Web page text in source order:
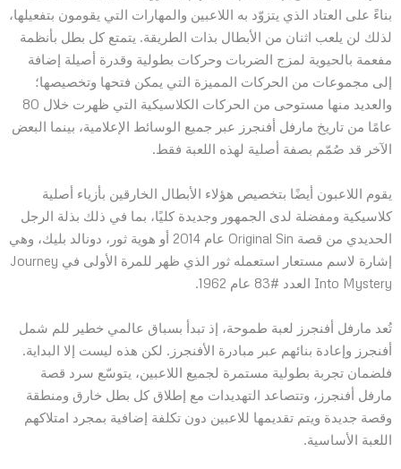
بناءً على العتاد الذي يتزوّد به اللاعبين والمهارات التي يقومون بتفعيلها،
لذلك لن يلعب اثنان من الأبطال بذات الطريقة. يتمتع كل بطل بأنظمة
مفعمة بالحيوية لمزج الضربات وحركات بطولية وقدرة أصيلة إضافة
إلى مجموعات من الحركات المميزة التي يمكن فتحها وتخصيصها؛
والعديد منها مستوحى من الحركات الكلاسيكية التي ظهرت خلال 80
عامًا من تاريخ مارفل أفنجرز عبر جميع الوسائط الإعلامية، بينما البعض
الآخر قد صُمّم بصفة أصلية لهذه اللعبة فقط.
يقوم اللاعبون أيضًا بتخصيص هؤلاء الأبطال الخارقين بأزياء أصلية
كلاسيكية ومفضلة لدى الجمهور وجديدة كليًا، بما في ذلك بذلة الرجل
الحديدي من قصة Original Sin عام 2014 أو هوية ثور، دونالد بليك، وهي
إشارة لاسم مستعار استعمله ثور الذي ظهر للمرة الأولى في Journey
Into Mystery العدد #83 عام 1962.
تُعد مارفل أفنجرز لعبة طموحة، إذ تبدأ بسباق عالمي خطير للم شمل
أفنجرز وإعادة بنائهم عبر مبادرة الأفنجرز. لكن هذه ليست إلا البداية.
فلضمان تجربة بطولية مستمرة لجميع اللاعبين، يتوسّع سرد قصة
مارفل أفنجرز، وتتصاعد التهديدات مع إطلاق كل بطل خارق ومنطقة
وقصة جديدة ويتم تقديمها للاعبين دون تكلفة إضافية بمجرد امتلاكهم
اللعبة الأساسية.